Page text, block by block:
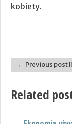
kobiety.
Post
← Previous post
Related